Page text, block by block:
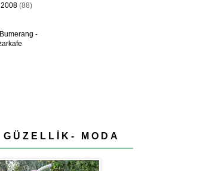
2008 (88)
GÜZELLİK- MODA